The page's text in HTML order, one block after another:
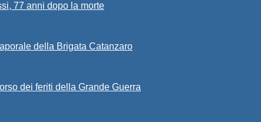
77 anni dopo la morte
della Brigata Catanzaro
dei feriti della Grande Guerra